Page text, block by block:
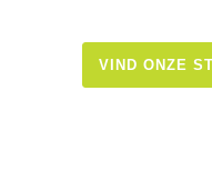
VIND ONZE